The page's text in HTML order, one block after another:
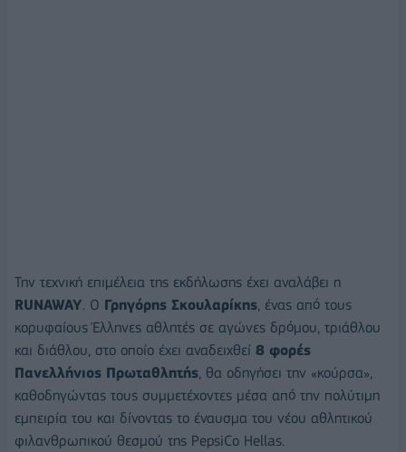
Την τεχνική επιμέλεια της εκδήλωσης έχει αναλάβει η
RUNAWAY. Ο Γρηγόρης Σκουλαρίκης, ένας από τους
κορυφαίους Έλληνες αθλητές σε αγώνες δρόμου, τριάθλου
και διάθλου, στο οποίο έχει αναδειχθεί 8 φορές
Πανελλήνιος Πρωταθλητής, θα οδηγήσει την «κούρσα»,
καθοδηγώντας τους συμμετέχοντες μέσα από την πολύτιμη
εμπειρία του και δίνοντας το έναυσμα του νέου αθλητικού
φιλανθρωπικού θεσμού της PepsiCo Hellas.